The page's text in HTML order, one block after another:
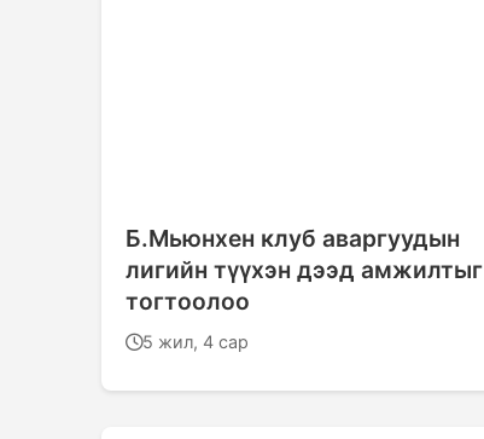
Б.Мьюнхен клуб аваргуудын
лигийн түүхэн дээд амжилтыг
тогтоолоо
5 жил, 4 сар